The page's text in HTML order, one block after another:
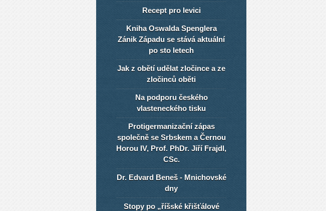
Recept pro levici
Kniha Oswalda Spenglera
Zánik Západu se stává aktuální
po sto letech
Jak z obětí udělat zločince a ze
zločinců oběti
Na podporu českého
vlasteneckého tisku
Protigermanizační zápas
společně se Srbskem a Černou
Horou IV, Prof. PhDr. Jiří Frajdl,
CSc.
Dr. Edvard Beneš - Mnichovské
dny
Stopy po „říšské křišťálové